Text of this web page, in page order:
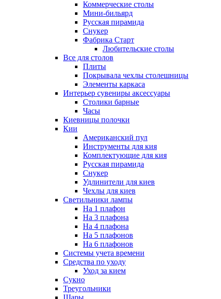
Коммерческие столы
Мини-бильярд
Русская пирамида
Снукер
Фабрика Старт
Любительские столы
Все для столов
Плиты
Покрывала чехлы столешницы
Элементы каркаса
Интерьер сувениры аксессуары
Столики барные
Часы
Киевницы полочки
Кии
Американский пул
Инструменты для кия
Комплектующие для кия
Русская пирамида
Снукер
Удлинители для киев
Чехлы для киев
Светильники лампы
На 1 плафон
На 3 плафона
На 4 плафона
На 5 плафонов
На 6 плафонов
Системы учета времени
Средства по уходу
Уход за кием
Сукно
Треугольники
Шары